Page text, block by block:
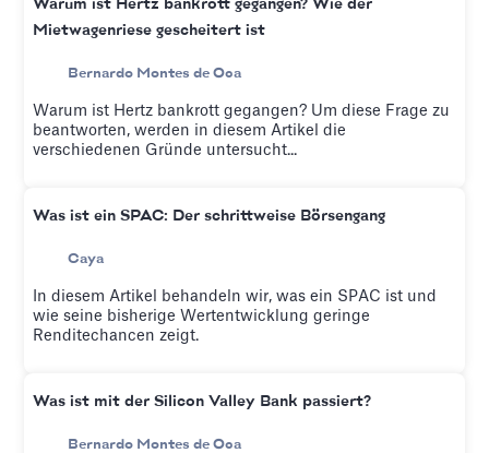
Warum ist Hertz bankrott gegangen? Wie der
Mietwagenriese gescheitert ist
Bernardo Montes de Oca
Warum ist Hertz bankrott gegangen? Um diese Frage zu
beantworten, werden in diesem Artikel die
verschiedenen Gründe untersucht...
Was ist ein SPAC: Der schrittweise Börsengang
Caya
In diesem Artikel behandeln wir, was ein SPAC ist und
wie seine bisherige Wertentwicklung geringe
Renditechancen zeigt.
Was ist mit der Silicon Valley Bank passiert?
Bernardo Montes de Oca